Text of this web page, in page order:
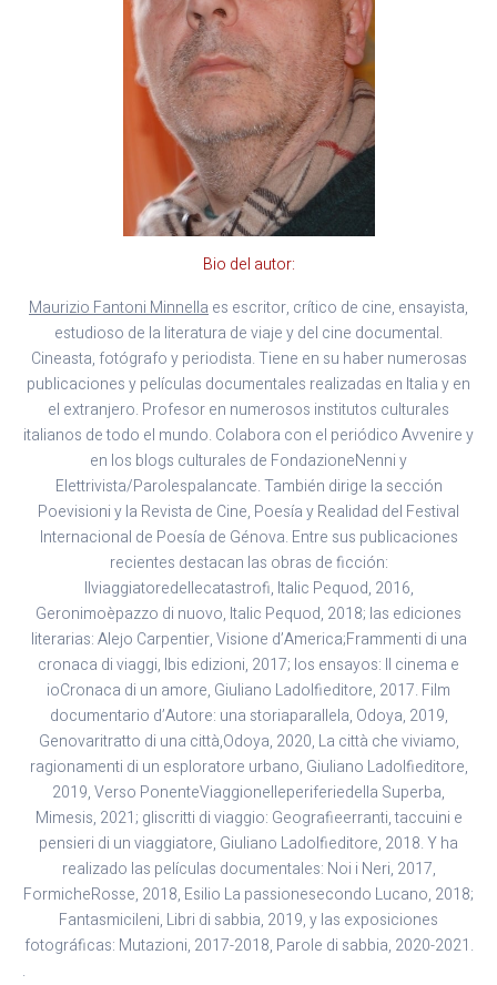
Bio del autor:
Maurizio Fantoni Minnella es escritor, crítico de cine, ensayista,
estudioso de la literatura de viaje y del cine documental.
Cineasta, fotógrafo y periodista. Tiene en su haber numerosas
publicaciones y películas documentales realizadas en Italia y en
el extranjero. Profesor en numerosos institutos culturales
italianos de todo el mundo. Colabora con el periódico Avvenire y
en los blogs culturales de FondazioneNenni y
Elettrivista/Parolespalancate. También dirige la sección
Poevisioni y la Revista de Cine, Poesía y Realidad del Festival
Internacional de Poesía de Génova. Entre sus publicaciones
recientes destacan las obras de ficción:
Ilviaggiatoredellecatastrofi, Italic Pequod, 2016,
Geronimoèpazzo di nuovo, Italic Pequod, 2018; las ediciones
literarias: Alejo Carpentier, Visione d’America;Frammenti di una
cronaca di viaggi, Ibis edizioni, 2017; los ensayos: Il cinema e
ioCronaca di un amore, Giuliano Ladolfieditore, 2017. Film
documentario d’Autore: una storiaparallela, Odoya, 2019,
Genovaritratto di una città,Odoya, 2020, La città che viviamo,
ragionamenti di un esploratore urbano, Giuliano Ladolfieditore,
2019, Verso PonenteViaggionelleperiferiedella Superba,
Mimesis, 2021; gliscritti di viaggio: Geografieerranti, taccuini e
pensieri di un viaggiatore, Giuliano Ladolfieditore, 2018. Y ha
realizado las películas documentales: Noi i Neri, 2017,
FormicheRosse, 2018, Esilio La passionesecondo Lucano, 2018;
Fantasmicileni, Libri di sabbia, 2019, y las exposiciones
fotográficas: Mutazioni, 2017-2018, Parole di sabbia, 2020-2021.
.